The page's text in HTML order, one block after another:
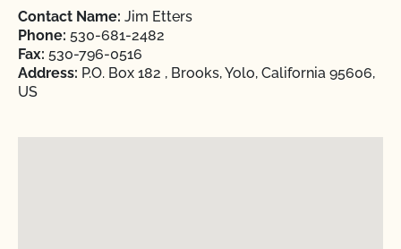
Contact Name: Jim Etters
Phone: 530-681-2482
Fax: 530-796-0516
Address: P.O. Box 182 , Brooks, Yolo, California 95606,
US